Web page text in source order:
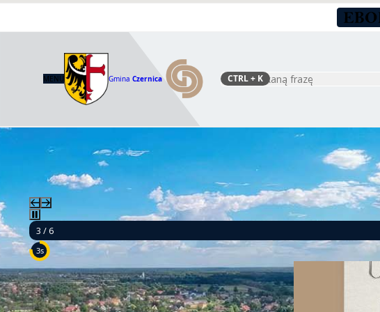
MENU Gmina Czernica Szukaj
CTRL+ K
4 / 6
9s
Mamy to! Gmina Czernica z dofinansowaniem na działania dla seniorów!